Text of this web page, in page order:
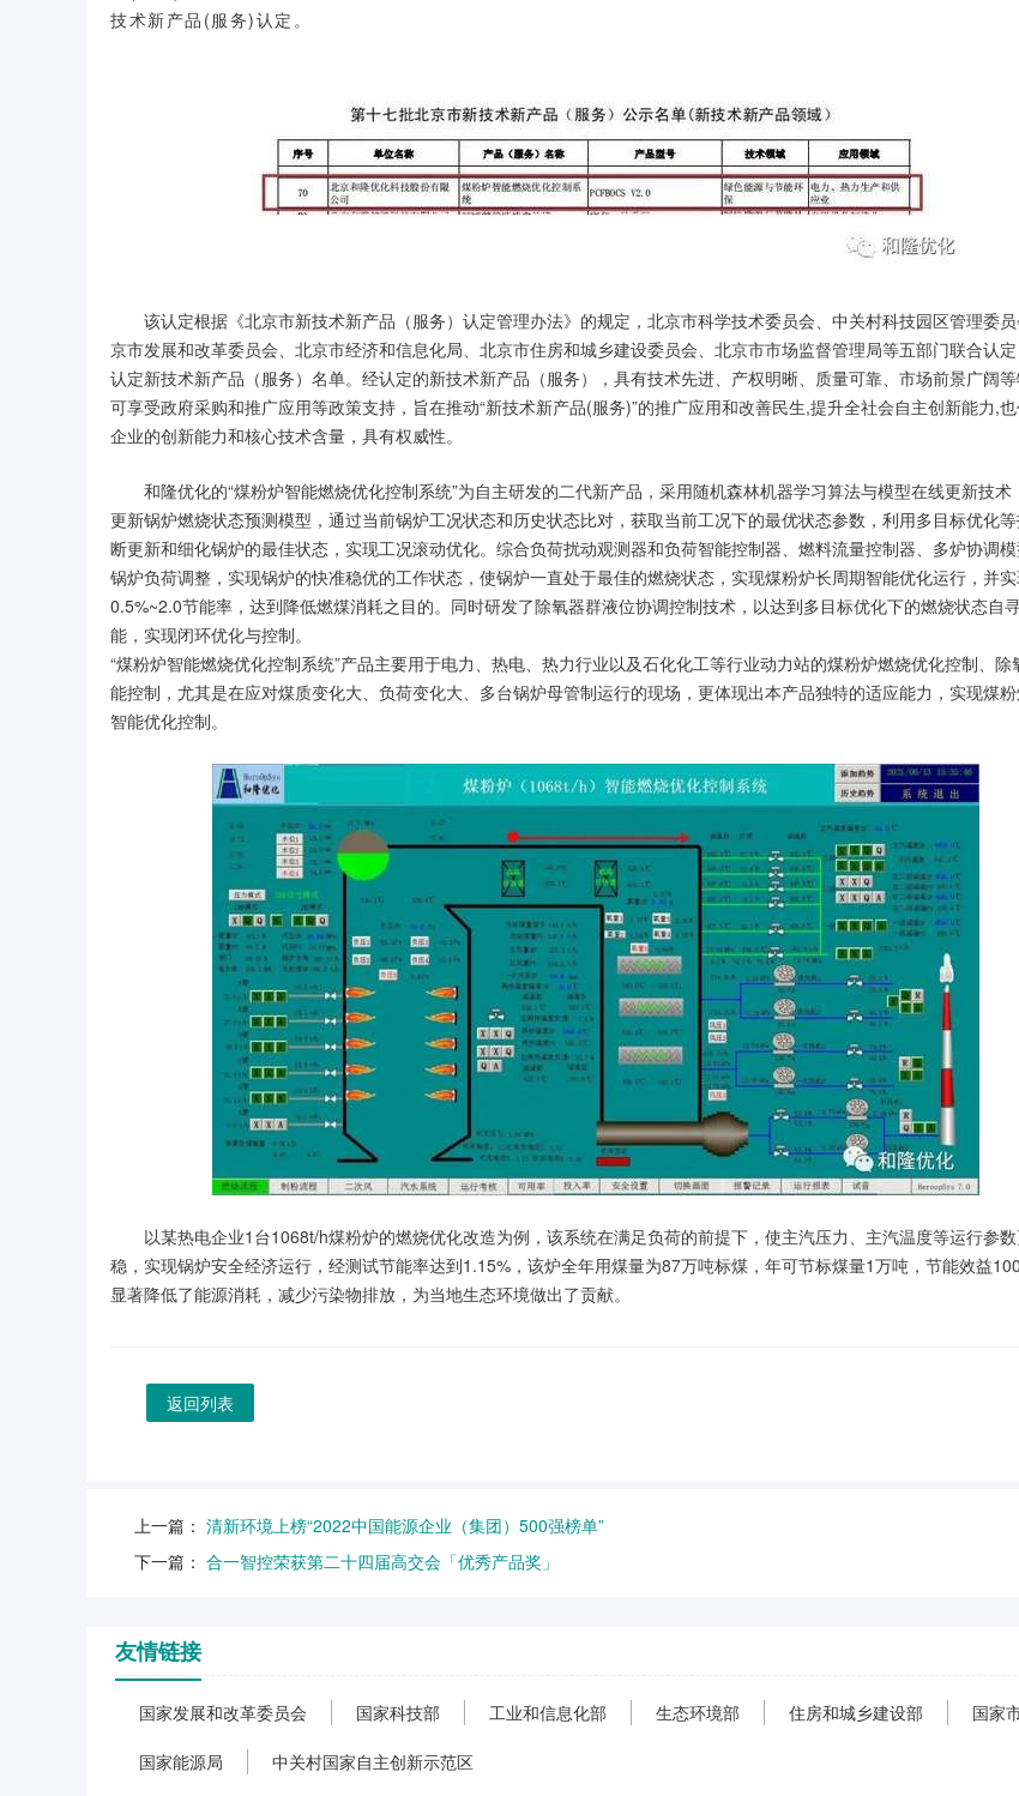
技术新产品(服务)认定。
该认定根据《北京市新技术新产品（服务）认定管理办法》的规定，北京市科学技术委员会、中关村科技园区管理委
京市发展和改革委员会、北京市经济和信息化局、北京市住房和城乡建设委员会、北京市市场监督管理局等五部门联合认
认定新技术新产品（服务）名单。经认定的新技术新产品（服务），具有技术先进、产权明晰、质量可靠、市场前景广阔等
可享受政府采购和推广应用等政策支持，旨在推动“新技术新产品(服务)”的推广应用和改善民生,提升全社会自主创新能力,
企业的创新能力和核心技术含量，具有权威性。
和隆优化的“煤粉炉智能燃烧优化控制系统”为自主研发的二代新产品，采用随机森林机器学习算法与模型在线更新技术
更新锅炉燃烧状态预测模型，通过当前锅炉工况状态和历史状态比对，获取当前工况下的最优状态参数，利用多目标优化
断更新和细化锅炉的最佳状态，实现工况滚动优化。综合负荷扰动观测器和负荷智能控制器、燃料流量控制器、多炉协调
锅炉负荷调整，实现锅炉的快准稳优的工作状态，使锅炉一直处于最佳的燃烧状态，实现煤粉炉长周期智能优化运行，并
0.5%~2.0节能率，达到降低燃煤消耗之目的。同时研发了除氧器群液位协调控制技术，以达到多目标优化下的燃烧状态自
能，实现闭环优化与控制。
“煤粉炉智能燃烧优化控制系统”产品主要用于电力、热电、热力行业以及石化化工等行业动力站的煤粉炉燃烧优化控制、除
能控制，尤其是在应对煤质变化大、负荷变化大、多台锅炉母管制运行的现场，更体现出本产品独特的适应能力，实现煤
智能优化控制。
以某热电企业1台1068t/h煤粉炉的燃烧优化改造为例，该系统在满足负荷的前提下，使主汽压力、主汽温度等运行参
稳，实现锅炉安全经济运行，经测试节能率达到1.15%，该炉全年用煤量为87万吨标煤，年可节标煤量1万吨，节能效益
显著降低了能源消耗，减少污染物排放，为当地生态环境做出了贡献。
返回列表
上一篇： 清新环境上榜“2022中国能源企业（集团）500强榜单”
下一篇： 合一智控荣获第二十四届高交会「优秀产品奖」
友情链接
国家发展和改革委员会 国家科技部 工业和信息化部 生态环境部 住房和城乡建设部 国家
国家能源局 中关村国家自主创新示范区